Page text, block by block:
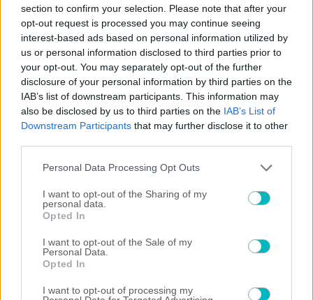
section to confirm your selection. Please note that after your
opt-out request is processed you may continue seeing
interest-based ads based on personal information utilized by
us or personal information disclosed to third parties prior to
your opt-out. You may separately opt-out of the further
disclosure of your personal information by third parties on the
IAB’s list of downstream participants. This information may
also be disclosed by us to third parties on the IAB’s List of
Downstream Participants that may further disclose it to other
Please note that this website/app uses one or more Google
not limited to your visit or usage behaviour. You may click to
grant or deny consent to Google and its third-party tags to
use your data for below specified purposes in below Google
consent section.
Personal Data Processing Opt Outs
I want to opt-out of the Sharing of my
personal data.
Opted In
I want to opt-out of the Sale of my
Personal Data.
Opted In
I want to opt-out of processing my
Play
Now Playing
Play
Video
"The situation is out of control": Greek firefighters battle wildfire for fourth day
Watch on
"The situation is out of control": Greek